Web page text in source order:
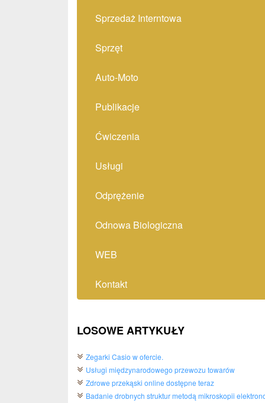
Sprzedaż Interntowa
Sprzęt
Auto-Moto
Publikacje
Ćwiczenia
Usługi
Odprężenie
Odnowa Biologiczna
WEB
Kontakt
LOSOWE ARTYKUŁY
Zegarki Casio w ofercie.
Usługi międzynarodowego przewozu towarów
Zdrowe przekąski online dostępne teraz
Badanie drobnych struktur metodą mikroskopii